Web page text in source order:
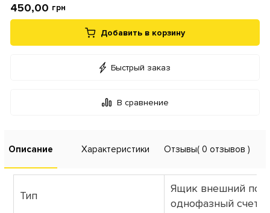
450,00 грн
Добавить в корзину
Быстрый заказ
В сравнение
Описание Характеристики Отзывы( 0 отзывов )
Тип
Ящик внешний под
однофазный